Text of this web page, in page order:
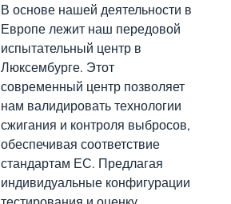
В основе нашей деятельности в
Европе лежит наш передовой
испытательный центр в
Люксембурге. Этот
современный центр позволяет
нам валидировать технологии
сжигания и контроля выбросов,
обеспечивая соответствие
стандартам ЕС. Предлагая
индивидуальные конфигурации